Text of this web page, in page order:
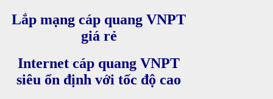
Lắp mạng cáp quang VNPT
giá rẻ
Internet cáp quang VNPT
siêu ổn định với tốc độ cao